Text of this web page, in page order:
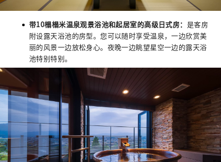
带10榻榻米温泉观景浴池和起居室的高级日式房： 是客房
附设露天浴池的房型。您可以随时享受温泉，一边欣赏美
丽的风景一边放松身心。夜晚一边眺望星空一边的露天浴
池特别特别。